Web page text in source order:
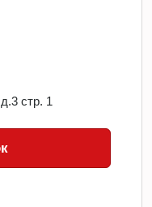
стр. 1